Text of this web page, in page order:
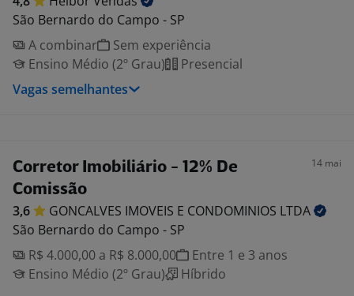
São Bernardo do Campo - SP
A combinar
Sem experiência
Ensino Médio (2º Grau)
Presencial
Vagas semelhantes
Corretor Imobiliário - 12% De
Comissão
14 mai
3,6 GONCALVES IMOVEIS E CONDOMINIOS LTDA
São Bernardo do Campo - SP
R$ 4.000,00 a R$ 8.000,00
Entre 1 e 3 anos
Ensino Médio (2º Grau)
Híbrido